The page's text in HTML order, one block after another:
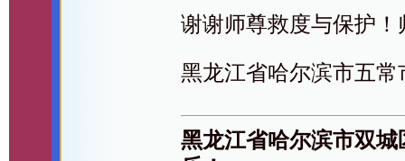
谢谢师尊救度与保护
黑龙江省哈尔滨市五
黑龙江省哈尔滨市双